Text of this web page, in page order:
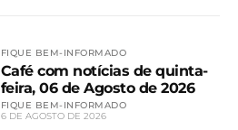
FIQUE BEM-INFORMADO
Café com notícias de quinta-
feira, 06 de Agosto de 2026
FIQUE BEM-INFORMADO
6 DE AGOSTO DE 2026